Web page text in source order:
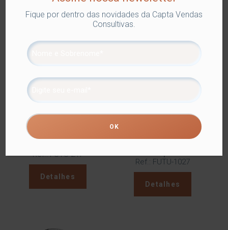
Descrição
Ponto-ajour, Máquina e 100% Algodão.
Produtos relacionados
Ref.: FUTU-247
Detalhes
Ref.: FUTU-1027
Detalhes
Fique por dentro das novidades da Capta Vendas
Consultivas.